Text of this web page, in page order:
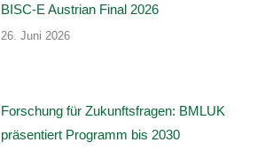
BISC-E Austrian Final 2026
26. Juni 2026
Forschung für Zukunftsfragen: BMLUK
präsentiert Programm bis 2030